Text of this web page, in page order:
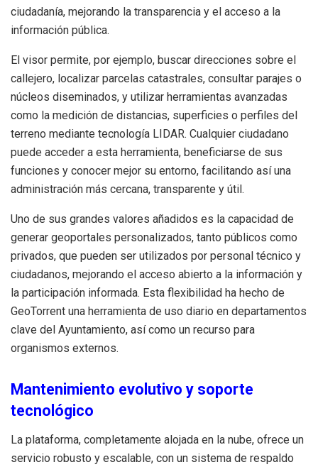
ciudadanía, mejorando la transparencia y el acceso a la
información pública.
El visor permite, por ejemplo, buscar direcciones sobre el
callejero, localizar parcelas catastrales, consultar parajes o
núcleos diseminados, y utilizar herramientas avanzadas
como la medición de distancias, superficies o perfiles del
terreno mediante tecnología LIDAR. Cualquier ciudadano
puede acceder a esta herramienta, beneficiarse de sus
funciones y conocer mejor su entorno, facilitando así una
administración más cercana, transparente y útil.
Uno de sus grandes valores añadidos es la capacidad de
generar geoportales personalizados, tanto públicos como
privados, que pueden ser utilizados por personal técnico y
ciudadanos, mejorando el acceso abierto a la información y
la participación informada. Esta flexibilidad ha hecho de
GeoTorrent una herramienta de uso diario en departamentos
clave del Ayuntamiento, así como un recurso para
organismos externos.
Mantenimiento evolutivo y soporte
tecnológico
La plataforma, completamente alojada en la nube, ofrece un
servicio robusto y escalable, con un sistema de respaldo